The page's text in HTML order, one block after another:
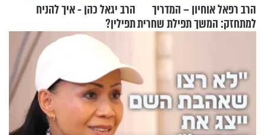
הרב רפאל אוחיון – המדריך
למתחזק: המשך תפילת שחרית
הרב יגאל כהן - איך להניח
תפילין?